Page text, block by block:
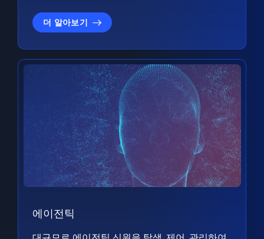
더 알아보기
에이전틱